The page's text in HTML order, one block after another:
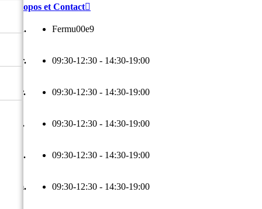
À propos et Contact
Lun. Fermu00e9
Mar. 09:30-12:30 - 14:30-19:00
Mer. 09:30-12:30 - 14:30-19:00
Jeu. 09:30-12:30 - 14:30-19:00
Ven. 09:30-12:30 - 14:30-19:00
Sam. 09:30-12:30 - 14:30-19:00